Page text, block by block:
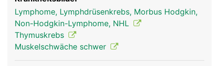
Ratgeber
Rubriken
Lymphome, Lymphdrüsenkrebs, Morbus Hodgkin,
Non-Hodgkin-Lymphome, NHL
Thymuskrebs
Muskelschwäche schwer